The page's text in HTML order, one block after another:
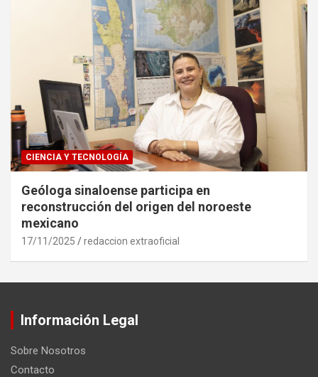
CIENCIA Y TECNOLOGÍA
Geóloga sinaloense participa en
reconstrucción del origen del noroeste
mexicano
17/11/2025 redaccion extraoficial
Información Legal
Sobre Nosotros
Contacto